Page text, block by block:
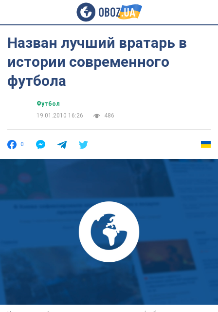
Назван лучший вратарь в
истории современного
футбола
Футбол
19.01.2010 16:26
486
0